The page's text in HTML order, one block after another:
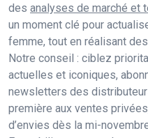
des analyses de marché et
un moment clé pour
femme, tout en réalisant des
Notre conseil : ciblez
actuelles et iconiques,
newsletters des
première aux ventes
d’envies dès la mi-